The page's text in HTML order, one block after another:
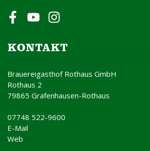
FacebookYoutubeInstagram
KONTAKT
Brauereigasthof Rothaus GmbH
Rothaus 2
79865 Grafenhausen-Rothaus
07748 522-9600
E-Mail
Web